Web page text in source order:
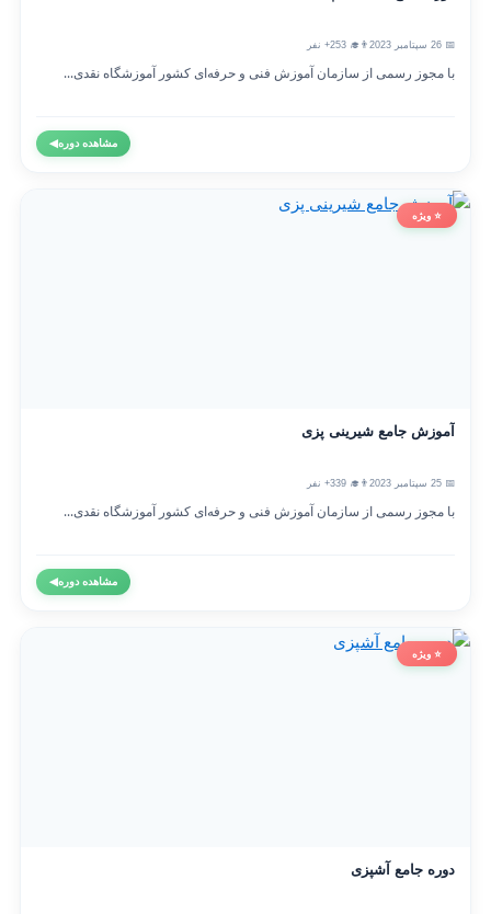
👨‍🎓 253+ نفر
با مجوز رسمی از سازمان آموزش فنی و حرفه‌ای کشور آموزشگاه نقدی...
مشاهده دوره◀
⭐ ویژه
آموزش جامع شیرینی پزی
👨‍🎓 339+ نفر
با مجوز رسمی از سازمان آموزش فنی و حرفه‌ای کشور آموزشگاه نقدی...
مشاهده دوره◀
⭐ ویژه
دوره جامع آشپزی